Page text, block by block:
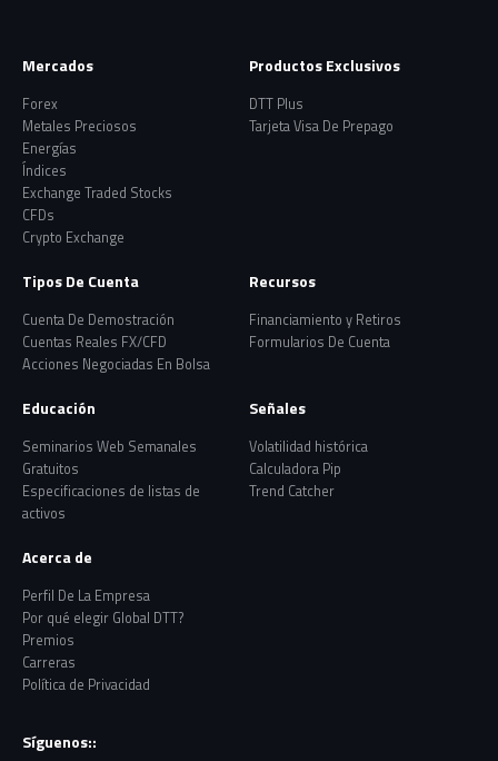
Mercados
Forex
Metales Preciosos
Energías
Índices
Exchange Traded Stocks
CFDs
Crypto Exchange
Productos Exclusivos
DTT Plus
Tarjeta Visa De Prepago
Tipos De Cuenta
Cuenta De Demostración
Cuentas Reales FX/CFD
Acciones Negociadas En Bolsa
Recursos
Financiamiento y Retiros
Formularios De Cuenta
Educación
Seminarios Web Semanales
Gratuitos
Especificaciones de listas de
activos
Señales
Volatilidad histórica
Calculadora Pip
Trend Catcher
Acerca de
Perfil De La Empresa
Por qué elegir Global DTT?
Premios
Carreras
Política de Privacidad
Síguenos::